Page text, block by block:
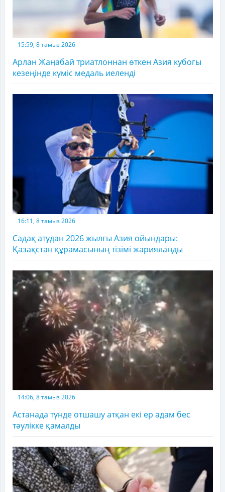
15:59, 8 тамыз 2026
Арлан Жаңабай триатлоннан өткен Азия кубогы
кезеңінде күміс медаль иеленді
16:11, 8 тамыз 2026
Садақ атудан 2026 жылғы Азия ойындары:
Қазақстан құрамасының тізімі жарияланды
14:06, 8 тамыз 2026
Астанада түнде отшашу атқан екі ер адам бес
тәулікке қамалды